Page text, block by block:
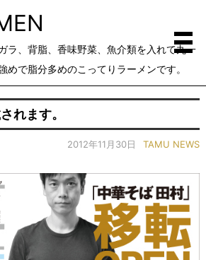
ラ、背脂、香味野菜、魚介類を入れて丸一
めで脂分多めのこってりラーメンです。
れます。
2012年11月30日 TAMU NEWS